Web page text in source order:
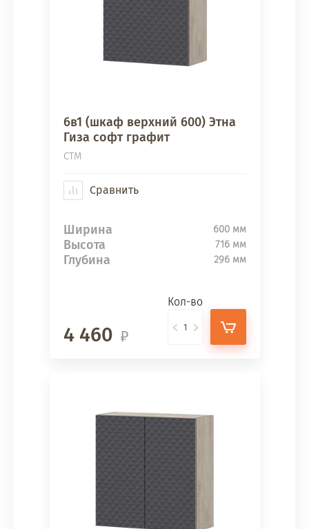
6в1 (шкаф верхний 600) Этна
Гиза софт графит
СТМ
Сравнить
Ширина 600 мм
Высота 716 мм
Глубина 296 мм
4 460
Кол-во